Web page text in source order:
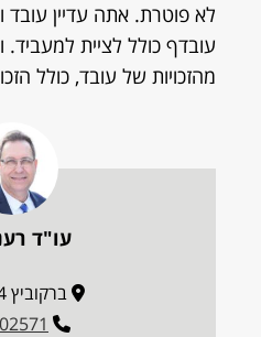
לא פוטרת. אתה עדיין עובד
עובדף כולל לציית
מהזכויות של עובד, כולל
עו"ד
ברקוביץ 4, תל אביב